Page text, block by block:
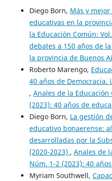
Diego Born, Más y
educativas en la
la Educación Común:
debates a 150 años de
la provincia de Buenos
Roberto Marengo,
40 años de
, Anales de la Educación
(2023): 40 años de
Diego Born, La gestión
educativo bonaerense:
desarrolladas por la
(2020-2023) , Anales de
Núm. 1-2 (2023): 40
Myriam Southwell,